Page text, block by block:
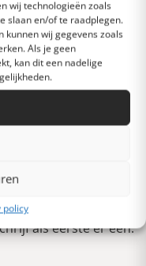
wij technologieën zoals
slaan en/of te raadplegen.
wij gegevens zoals
Als je geen
kan dit een nadelige
policy
als eerste er een.